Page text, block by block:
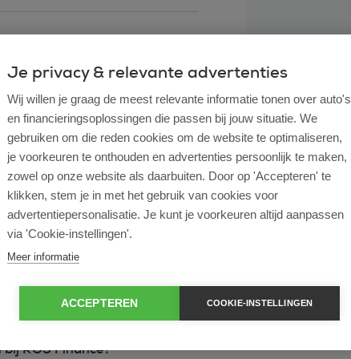
ondernemer?
operational lease?
ROS Finance?
Je privacy & relevante advertenties
Wij willen je graag de meest relevante informatie tonen over auto's
en financieringsoplossingen die passen bij jouw situatie. We
gebruiken om die reden cookies om de website te optimaliseren,
je voorkeuren te onthouden en advertenties persoonlijk te maken,
zowel op onze website als daarbuiten. Door op 'Accepteren' te
klikken, stem je in met het gebruik van cookies voor
advertentiepersonalisatie. Je kunt je voorkeuren altijd aanpassen
via 'Cookie-instellingen'.
Meer informatie
ACCEPTEREN COOKIE-INSTELLINGEN